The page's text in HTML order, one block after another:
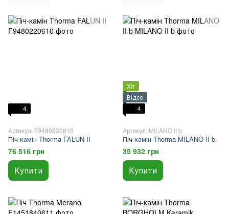
4
Артикул: F9480220610
Піч-камін Thorma FALUN II
76 516 грн
Купити
Хіт
Відео
4
Артикул: MILANO II b
Піч-камін Thorma MILANO II b
35 932 грн
Купити